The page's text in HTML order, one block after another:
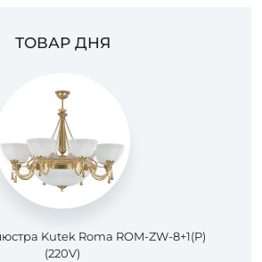
ТОВАР ДНЯ
Kutek Roma ROM-ZW-8+1(P)
(220V)